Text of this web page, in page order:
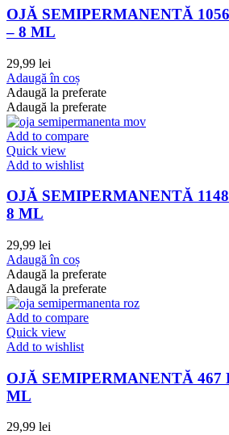
OJĂ SEMIPERMANENTĂ
– 8 ML
29,99 lei
Adaugă în coș
Adaugă la preferate
Adaugă la preferate
Add to compare
Quick view
Add to wishlist
OJĂ SEMIPERMANENTĂ
8 ML
29,99 lei
Adaugă în coș
Adaugă la preferate
Adaugă la preferate
Add to compare
Quick view
Add to wishlist
OJĂ SEMIPERMANENTĂ 467
ML
29,99 lei